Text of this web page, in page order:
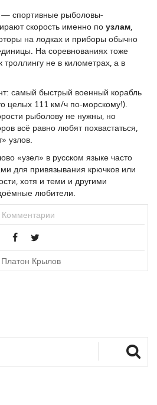
— спортивные рыболовы-
скорость именно по узлам,
на лодках и приборы обычно
На соревнованиях тоже
не в километрах, а в
самый быстрый военный корабль
целых 111 км/ч по-морскому!).
рыболову не нужны, но
всё равно любят похвастаться,
узлов.
«узел» в русском языке часто
для привязывания крючков или
хотя и теми и другими
любители.
Комментарии
Платон Крылов